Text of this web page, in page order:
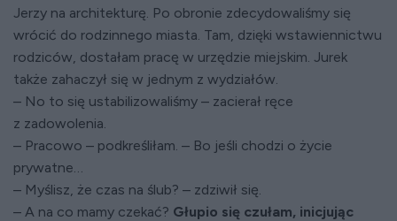
Jerzy na architekturę. Po obronie zdecydowaliśmy się
wrócić do rodzinnego miasta. Tam, dzięki wstawiennictwu
rodziców, dostałam pracę w urzędzie miejskim. Jurek
także zahaczył się w jednym z wydziałów.
– No to się ustabilizowaliśmy – zacierał ręce
z zadowolenia.
– Pracowo – podkreśliłam. – Bo jeśli chodzi o życie
prywatne…
– Myślisz, że czas na ślub? – zdziwił się.
– A na co mamy czekać? Głupio się czułam, inicjując